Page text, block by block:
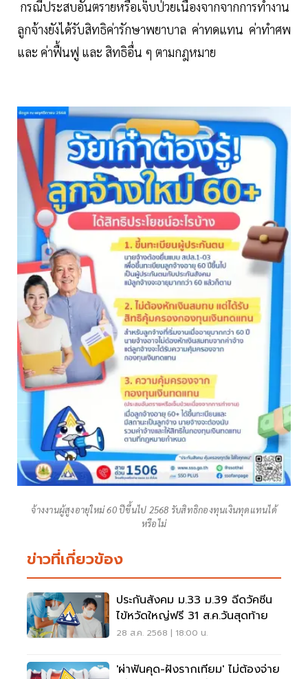
กรณีประสบอันตรายหรือเจ็บป่วยเนื่องจากจากการทำงาน
ลูกจ้างยังได้รับสิทธิค่ารักษาพยาบาล ค่าทดแทน ค่าทำศพ
และ ค่าฟื้นฟู และ สิทธิอื่น ๆ ตามกฎหมาย
จ้างงานผู้สูงอายุใหม่ 60 ปีขึ้นไป 2568 รับสิทธิกองทุนเงินทุดแทนได้
หรือไม่
ข่าวที่เกี่ยวข้อง
ประกันสังคม ม.33 ม.39 ฉีดวัคซีน
ไข้หวัดใหญ่ฟรี 31 ส.ค.วันสุดท้าย
28 ส.ค. 2568 | 18:00 น.
'ผ่าฟันคุด-ฝังรากเทียม' ไม่ต้องจ่าย